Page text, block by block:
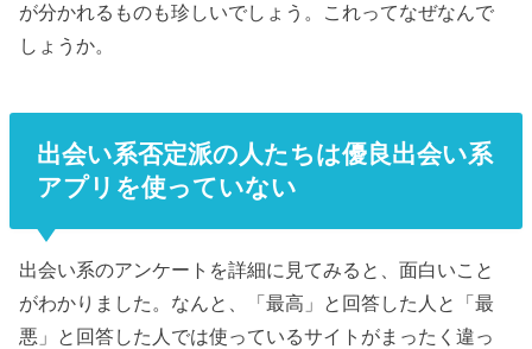
が分かれるものも珍しいでしょう。これってなぜなんで
しょうか。
出会い系否定派の人たちは優良出会い系
アプリを使っていない
出会い系のアンケートを詳細に見てみると、面白いこと
がわかりました。なんと、「最高」と回答した人と「最
悪」と回答した人では使っているサイトがまったく違っ